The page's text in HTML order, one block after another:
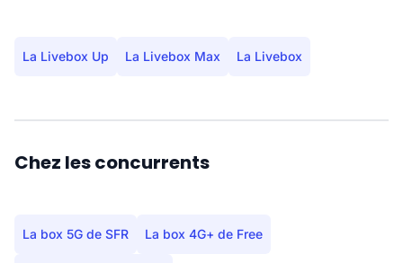
La Livebox Up La Livebox Max La Livebox
Chez les concurrents
La box 5G de SFR La box 4G+ de Free